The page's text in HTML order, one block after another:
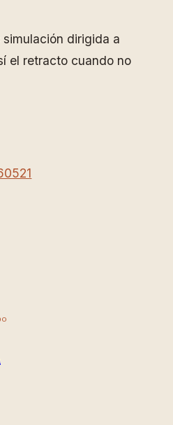
dirigida a
el retracto cuando no